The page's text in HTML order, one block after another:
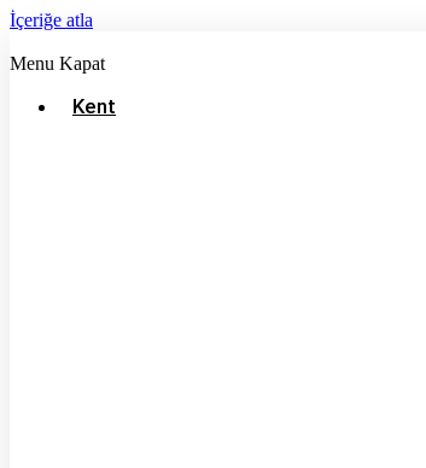
İçeriğe atla
Menu Kapat
Kent